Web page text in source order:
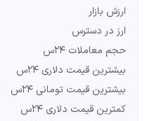
ارزش بازار
ارز در دسترس
حجم معاملات ۲۴س
بیشترین قیمت دلاری ۲۴س
بیشترین قیمت تومانی ۲۴س
کمترین قیمت دلاری ۲۴س